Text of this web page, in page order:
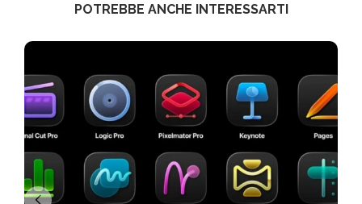
POTREBBE ANCHE INTERESSARTI